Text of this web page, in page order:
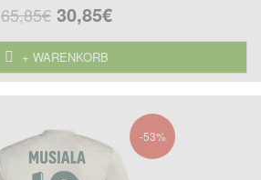
65,85€ 30,85€
+ WARENKORB
-53%